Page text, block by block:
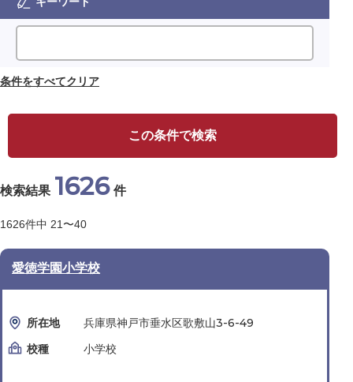
条件をすべてクリア
この条件で検索
検索結果 1626 件
1626件中 21〜40
愛徳学園小学校
所在地
兵庫県神戸市垂水区歌敷山3-6-49
校種
小学校